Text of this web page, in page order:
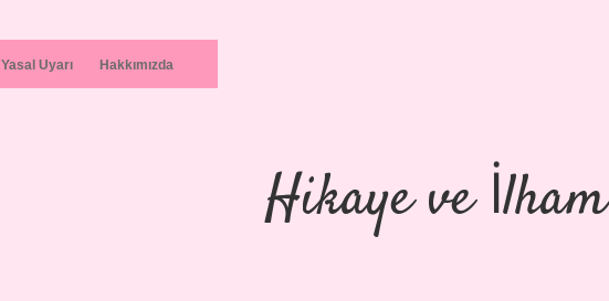
Yasal Uyarı Hakkımızda
Hikaye ve İlham